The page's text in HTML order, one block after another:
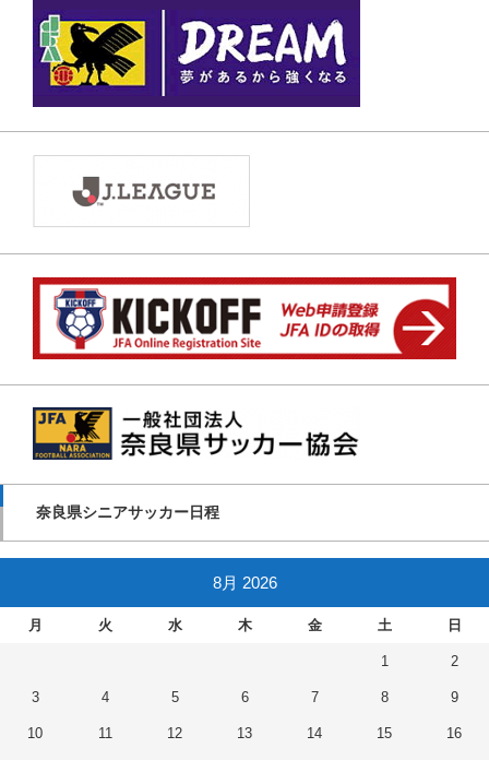
奈良県シニアサッカー日程
8月 2026
月 火 水 木 金 土 日
1 2
3 4 5 6 7 8 9
10 11 12 13 14 15 16